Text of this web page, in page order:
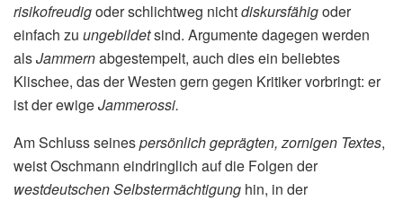
risikofreudigoder schlichtweg nichtdiskursfähigoder
einfach zu ungebildetsind. Argumente dagegen werden
alsJammernabgestempelt, auch dies ein beliebtes
Klischee, das der Westen gern gegen Kritiker vorbringt: er
ist der ewigeJammerossi.
Am Schluss seinespersönlich geprägten, zornigen Textes,
weist Oschmann eindringlich auf die Folgen der
westdeutschen Selbstermächtigung hin, in der